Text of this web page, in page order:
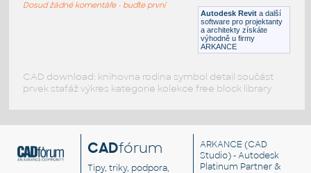
Moventi OffcDsks Cabina StudyBooth Double
Autodesk Revit a další
software pro projektanty
a architekty získáte
výhodně u firmy
ARKANCE
Dosud žádné komentáře - buďte první
CAD download: knihovna rodina symbol detail součást
prvek stafáž výkres kategorie kolekce free block library
CADfórum
Tipy, triky, podpora,
ARKANCE (CAD
Studio) - Autodesk
Platinum Partner &